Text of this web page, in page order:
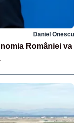
Daniel Onescu
României va